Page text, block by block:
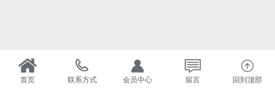
首页 联系方式 会员中心 留言 回到顶部